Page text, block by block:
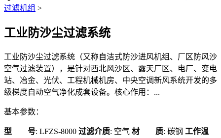
过滤机组 >
工业防沙尘过滤系统
工业防沙尘过滤系统（又称自洁式防沙进风机组、厂区防风沙
空气过滤装置），是针对西北风沙区、露天厂区、电厂、变电
站、冶金、光伏、工程机械机房、中央空调新风系统开发的多
级梯度自动空气净化成套设备。核心作用：...
基本参数：
型 号: LFZS-8000 过滤介质: 空气 材 质: 碳钢 工作温